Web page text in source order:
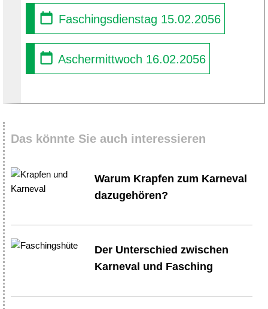
Faschingsdienstag 15.02.2056
Aschermittwoch 16.02.2056
Das könnte Sie auch interessieren
Warum Krapfen zum Karneval
dazugehören?
Der Unterschied zwischen
Karneval und Fasching